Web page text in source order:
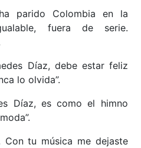
parido Colombia en la
fuera de serie.
Díaz, debe estar feliz
lo olvida”.
Díaz, es como el himno
Con tu música me dejaste